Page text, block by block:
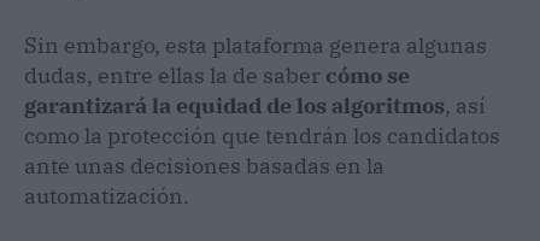
Sin embargo, esta plataforma genera algunas
dudas, entre ellas la de saber cómo se
garantizará la equidad de los algoritmos, así
como la protección que tendrán los candidatos
ante unas decisiones basadas en la
automatización.